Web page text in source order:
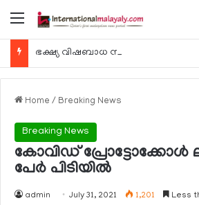
Menu
Home / Breaking News
Breaking News
കോവിഡ് പ്രോട്ടോക്കോള്‍
പേര്‍ പിടിയില്‍
admin July 31, 2021 1,201 Less